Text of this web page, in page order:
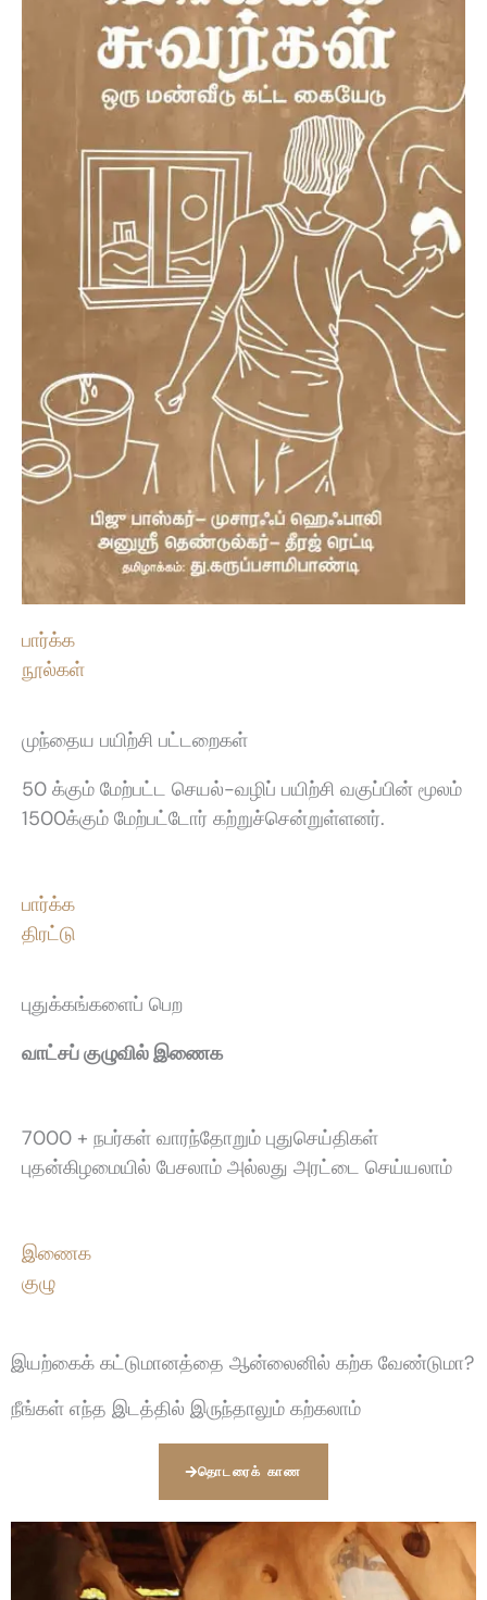
பார்க்க
நூல்கள்
முந்தைய பயிற்சி பட்டறைகள்
50 க்கும் மேற்பட்ட செயல்-வழிப் பயிற்சி வகுப்பின் மூலம்
1500க்கும் மேற்பட்டோர் கற்றுச்சென்றுள்ளனர்.
பார்க்க
திரட்டு
புதுக்கங்களைப் பெற
வாட்சப் குழுவில் இணைக
7000 + நபர்கள் வாரந்தோறும் புதுசெய்திகள்
புதன்கிழமையில் பேசலாம் அல்லது அரட்டை செய்யலாம்
இணைக
குழு
இயற்கைக் கட்டுமானத்தை ஆன்லைனில் கற்க வேண்டுமா?
நீங்கள் எந்த இடத்தில் இருந்தாலும் கற்கலாம்
தொடரைக் காண